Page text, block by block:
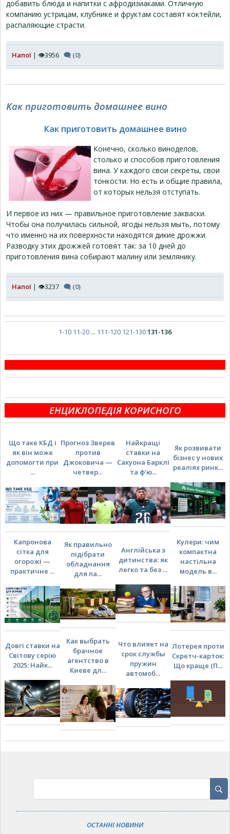
добавить блюда и напитки с афродизиаками. Отличную
компанию устрицам, клубнике и фруктам составят коктейли,
распаляющие страсти.
Напої | 👁3956 🗨 (0)
Как приготовить домашнее вино
Как приготовить домашнее вино
Конечно, сколько виноделов,
столько и способов приготовления
вина. У каждого свои секреты, свои
тонкости. Но есть и общие правила,
от которых нельзя отступать.
И первое из них — правильное приготовление закваски.
Чтобы она получилась сильной, ягоды нельзя мыть, потому
что именно на их поверхности находятся дикие дрожжи.
Разводку этих дрожжей готовят так: за 10 дней до
приготовления вина собирают малину или землянику.
Напої | 👁3237 🗨 (0)
1-10 11-20 ... 111-120 121-130131-136
ЕНЦИКЛОПЕДІЯ КОРИСНОГО
Що таке КБД і
як він може
допомогти при
...
Прогноз Зверев
против
Джоковича —
четвер...
Найкращі
ставки на
Сакуона Барклі
та ф’ю...
Як розвивати
бізнес у нових
реаліях ринк...
Капронова
сітка для
огорожі —
практичне ...
Як правильно
підібрати
обладнання
для па...
Англійська з
дитинства: як
легко та без ...
Кулери: чим
компактна
настільна
модель в...
Довгі ставки на
Світову серію
2025: Найк...
Как выбрать
брачное
агентство в
Киеве дл...
Что влияет на
срок службы
пружин
автомоб...
Лотерея проти
Скретч-карток:
Що краще (П...
ОСТАННІ НОВИНИ